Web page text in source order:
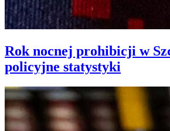
Rok nocnej prohibicji w
policyjne statystyki